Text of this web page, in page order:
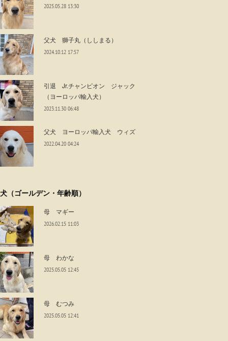
2025.05.28 13:30
父犬 獅子丸（ししまる）
2024.10.12 17:57
引退 Jr.チャンピオン ジャック
（ヨーロッパ輸入犬）
2023.11.30 06:48
父犬 ヨーロッパ輸入犬 ウィズ
2022.04.20 04:24
（ゴールデン・年齢順）
母 マギー
2026.02.15 11:03
母 わかな
2025.05.05 12:45
母 むつみ
2025.05.05 12:41